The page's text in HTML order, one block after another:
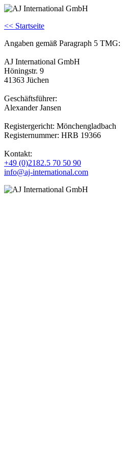
<< Startseite
Angaben gemäß Paragraph 5 TMG:
AJ International GmbH
Höningstr. 9
41363 Jüchen
Geschäftsführer:
Alexander Jansen
Registergericht: Mönchengladbach
Registernummer: HRB 19366
Kontakt:
+49 (0)2182.5 70 50 90
info@aj-international.com